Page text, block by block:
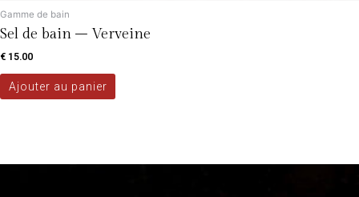
Gamme de bain
Sel de bain – Verveine
€ 15.00
Ajouter au panier